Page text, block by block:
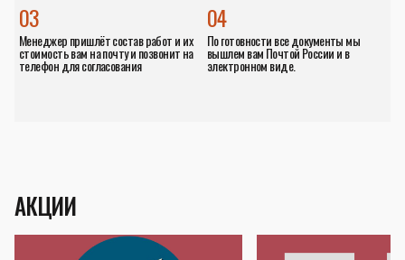
04
По готовности все документы мы
вышлем вам Почтой России и в
электронном виде.
03
Менеджер пришлёт состав работ и их
стоимость вам на почту и позвонит на
телефон для согласования
АКЦИИ